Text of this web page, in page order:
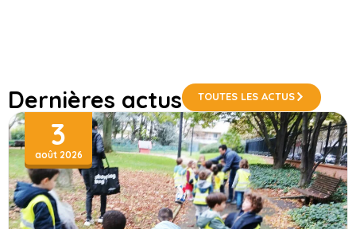
Dernières actus TOUTES LES ACTUS
3
août 2026